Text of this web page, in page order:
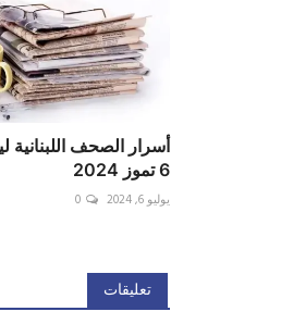
أسرار الصحف اللبنانية
6 تموز 2024
يوليو 6, 2024 0
تعليقات